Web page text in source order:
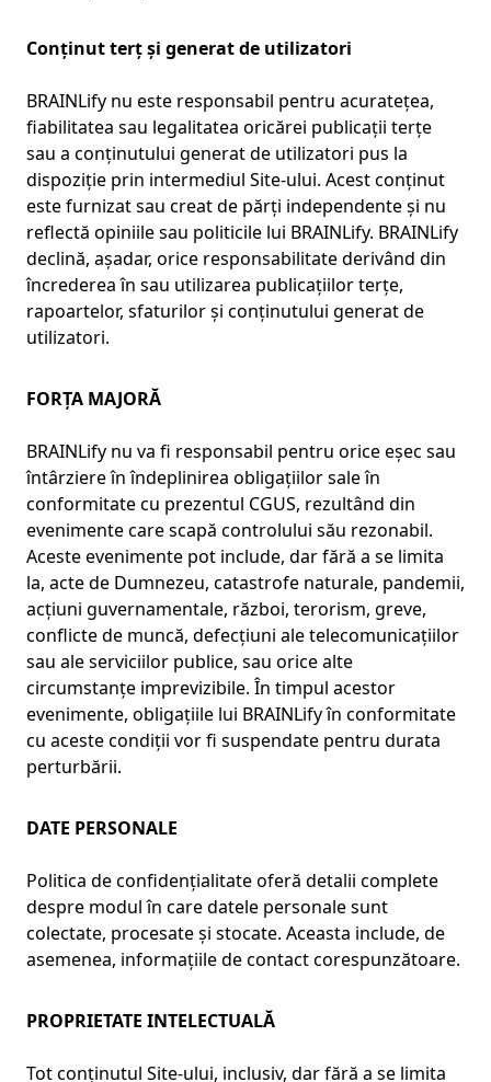
Conținut terț și generat de utilizatori
BRAINLify nu este responsabil pentru acuratețea,
fiabilitatea sau legalitatea oricărei publicații terțe
sau a conținutului generat de utilizatori pus la
dispoziție prin intermediul Site-ului. Acest conținut
este furnizat sau creat de părți independente și nu
reflectă opiniile sau politicile lui BRAINLify. BRAINLify
declină, așadar, orice responsabilitate derivând din
încrederea în sau utilizarea publicațiilor terțe,
rapoartelor, sfaturilor și conținutului generat de
utilizatori.
FORȚA MAJORĂ
BRAINLify nu va fi responsabil pentru orice eșec sau
întârziere în îndeplinirea obligațiilor sale în
conformitate cu prezentul CGUS, rezultând din
evenimente care scapă controlului său rezonabil.
Aceste evenimente pot include, dar fără a se limita
la, acte de Dumnezeu, catastrofe naturale, pandemii,
acțiuni guvernamentale, război, terorism, greve,
conflicte de muncă, defecțiuni ale telecomunicațiilor
sau ale serviciilor publice, sau orice alte
circumstanțe imprevizibile. În timpul acestor
evenimente, obligațiile lui BRAINLify în conformitate
cu aceste condiții vor fi suspendate pentru durata
perturbării.
DATE PERSONALE
Politica de confidențialitate oferă detalii complete
despre modul în care datele personale sunt
colectate, procesate și stocate. Aceasta include, de
asemenea, informațiile de contact corespunzătoare.
PROPRIETATE INTELECTUALĂ
Tot conținutul Site-ului, inclusiv, dar fără a se limita